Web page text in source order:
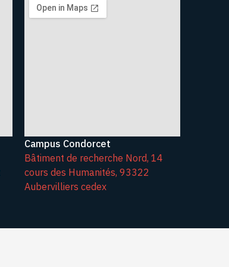
Campus Condorcet
Bâtiment de recherche Nord, 14
cours des Humanités, 93322
Aubervilliers cedex